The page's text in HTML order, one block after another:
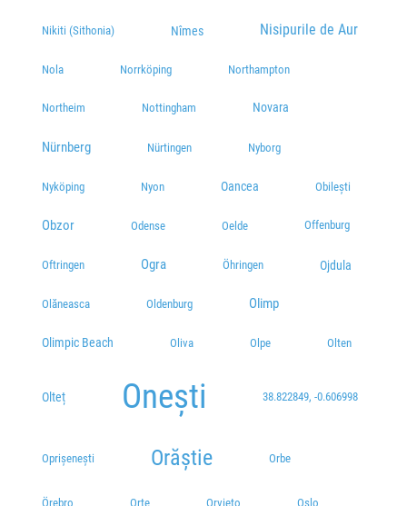
Nikiti (Sithonia) Nîmes Nisipurile de Aur
Nola Norrköping Northampton
Northeim Nottingham Novara
Nürnberg Nürtingen Nyborg
Nyköping Nyon Oancea Obilești
Obzor Odense Oelde Offenburg
Oftringen Ogra Öhringen Ojdula
Olăneasca Oldenburg Olimp
Olimpic Beach Oliva Olpe Olten
Olteț Onești 38.822849, -0.606998
Oprișenești Orăștie Orbe
Örebro Orte Orvieto Oslo